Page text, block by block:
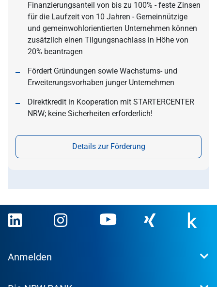
Finanzierungsanteil von bis zu 100% - feste Zinsen
für die Laufzeit von 10 Jahren - Gemeinnützige
und gemeinwohlorientierten Unternehmen können
zusätzlich einen Tilgungsnachlass in Höhe von
20% beantragen
Fördert Gründungen sowie Wachstums- und
Erweiterungsvorhaben junger Unternehmen
Direktkredit in Kooperation mit STARTERCENTER
NRW; keine Sicherheiten erforderlich!
Details zur Förderung
Anmelden